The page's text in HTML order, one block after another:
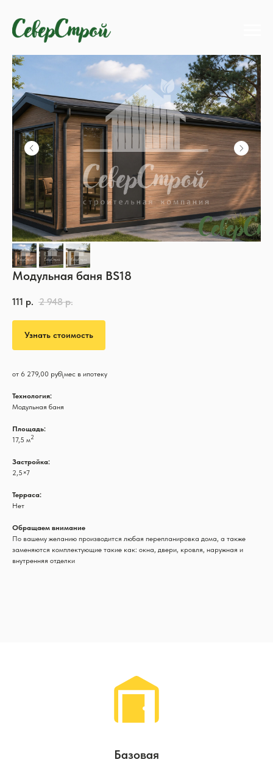
Модульная баня BS18
111 р. 2 948 р.
Узнать стоимость
от 6 279,00 руб\мес в ипотеку
Технология:
Модульная баня
Площадь:
17,5 м2
Застройка:
2,5×7
Терраса:
Нет
Обращаем внимание
По вашему желанию производится любая перепланировка дома, а также
заменяются комплектующие такие как: окна, двери, кровля, наружная и
внутренняя отделки
Базовая